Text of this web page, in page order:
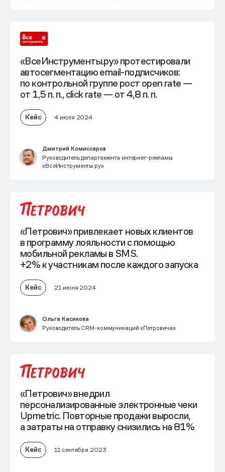
«ВсеИнструменты.ру» протестировали
автосегментацию email-подписчиков:
по контрольной группе рост open rate —
от 1,5 п. п., click rate — от 4,8 п. п.
Кейс 4 июля 2024
Дмитрий Комиссаров
Руководитель департамента интернет-рекламы
«ВсеИнструменты.ру»
«Петрович» привлекает новых клиентов
в программу лояльности с помощью
мобильной рекламы в SMS.
+2% к участникам после каждого запуска
Кейс 21 июня 2024
Ольга Касикова
Руководитель CRM-коммуникаций «Петровича»
«Петрович» внедрил
персонализированные электронные чеки
Upmetric. Повторные продажи выросли,
а затраты на отправку снизились на 81%
Кейс 11 сентября 2023